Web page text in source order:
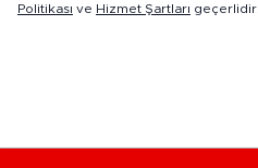
Politikası ve Hizmet Şartları geçerlidir.